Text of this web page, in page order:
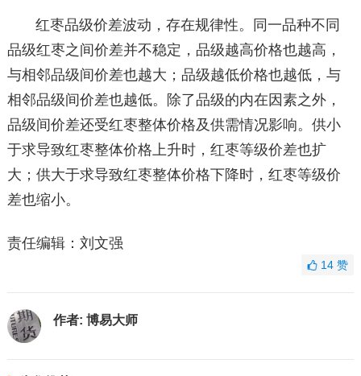
红枣品级价差波动，存在规律性。同一品种不同
品级红枣之间价差并不稳定，品级越高价格也越高，
与相邻品级间价差也越大；品级越低价格也越低，与
相邻品级间价差也越低。除了品级的内在因素之外，
品级间价差还受红枣整体价格及供需情况影响。供小
于求导致红枣整体价格上升时，红枣等级价差也扩
大；供大于求导致红枣整体价格下降时，红枣等级价
差也缩小。
责任编辑：刘文强
14赞
作者: 博易大师